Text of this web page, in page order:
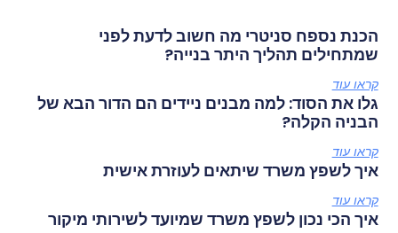
הכנת נספח סניטרי מה חשוב לדעת לפני
שמתחילים תהליך היתר בנייה?
קראו עוד
גלו את הסוד: למה מבנים ניידים הם הדור הבא של
הבניה הקלה?
קראו עוד
איך לשפץ משרד שיתאים לעוזרת אישית
קראו עוד
איך הכי נכון לשפץ משרד שמיועד לשירותי מיקור